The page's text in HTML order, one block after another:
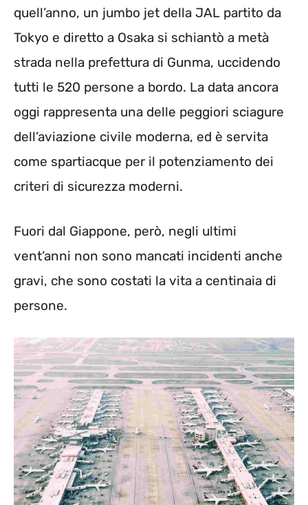
quell’anno, un jumbo jet della JAL partito da
Tokyo e diretto a Osaka si schiantò a metà
strada nella prefettura di Gunma, uccidendo
tutti le 520 persone a bordo. La data ancora
oggi rappresenta una delle peggiori sciagure
dell’aviazione civile moderna, ed è servita
come spartiacque per il potenziamento dei
criteri di sicurezza moderni.
Fuori dal Giappone, però, negli ultimi
vent’anni non sono mancati incidenti anche
gravi, che sono costati la vita a centinaia di
persone.